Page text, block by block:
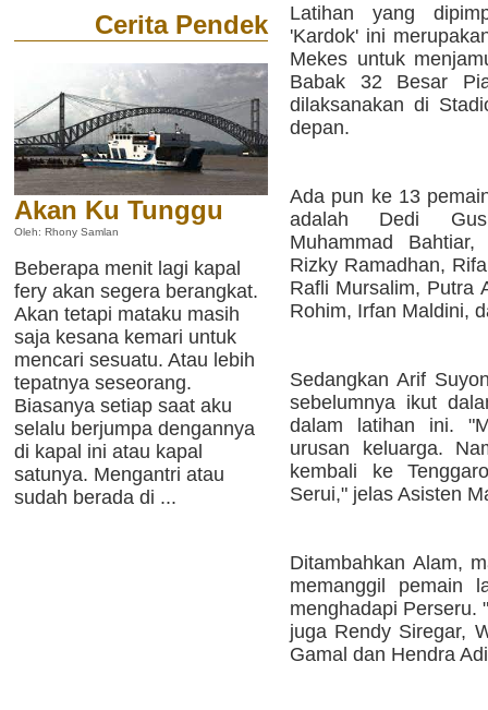
Cerita Pendek
Akan Ku Tunggu
Oleh: Rhony Samlan
Beberapa menit lagi kapal
fery akan segera berangkat.
Akan tetapi mataku masih
saja kesana kemari untuk
mencari sesuatu. Atau lebih
tepatnya seseorang.
Biasanya setiap saat aku
selalu berjumpa dengannya
di kapal ini atau kapal
satunya. Mengantri atau
sudah berada di ...
Latihan yang
'Kardok' ini
Mekes untuk
Babak 32 Besar
dilaksanakan di
depan.
Ada pun ke 13
adalah Dedi
Muhammad
Rizky Ramadhan,
Rafli Mursalim, Putra
Rohim, Irfan Maldini,
Sedangkan Arif
sebelumnya ikut
dalam latihan ini.
urusan keluarga.
kembali ke
Serui," jelas Asisten
Ditambahkan Alam,
memanggil pemain
menghadapi Perseru.
juga Rendy Siregar,
Gamal dan Hendra